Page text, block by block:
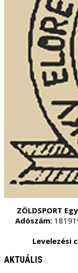
ZÖLDSPORT
Adószám:
Levelezési
AKTUÁLIS